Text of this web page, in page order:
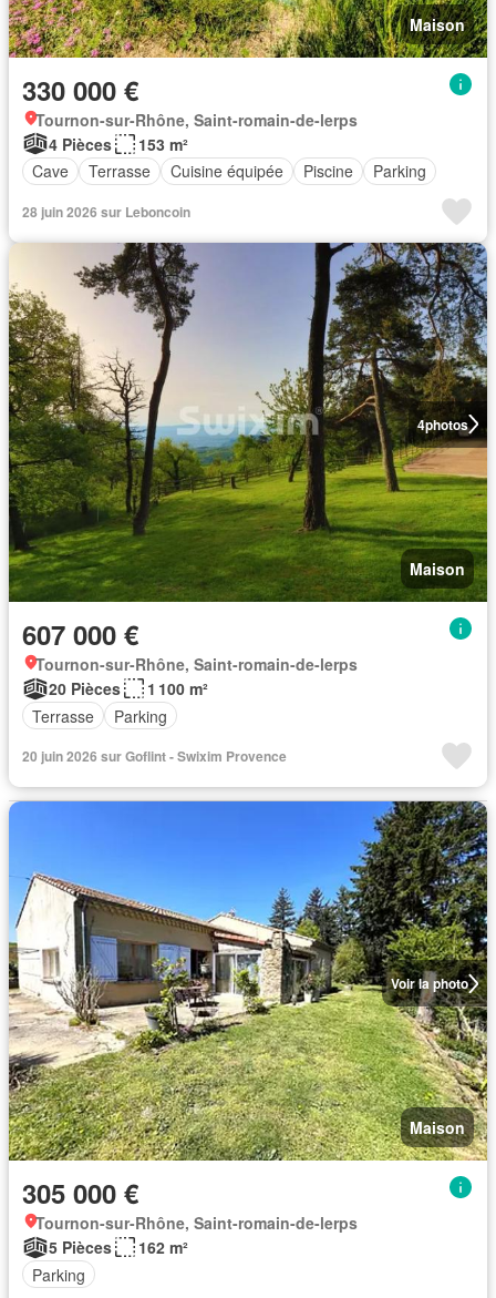
Maison
330 000 €
Tournon-sur-Rhône, Saint-romain-de-lerps
4 Pièces
153 m²
Cave
Terrasse Cuisine équipée Piscine Parking
28 juin 2026 sur Leboncoin
4photos
Maison
607 000 €
Tournon-sur-Rhône, Saint-romain-de-lerps
20 Pièces
1 100 m²
Terrasse
Parking
20 juin 2026 sur Goflint - Swixim Provence
Voir la photo
Maison
305 000 €
Tournon-sur-Rhône, Saint-romain-de-lerps
5 Pièces
162 m²
Parking